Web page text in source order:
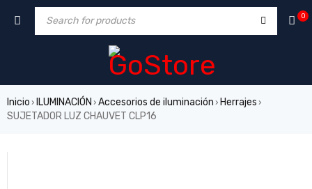
0
Inicio › ILUMINACIÓN › Accesorios de iluminación › Herrajes ›
SUJETADOR LUZ CHAUVET CLP16